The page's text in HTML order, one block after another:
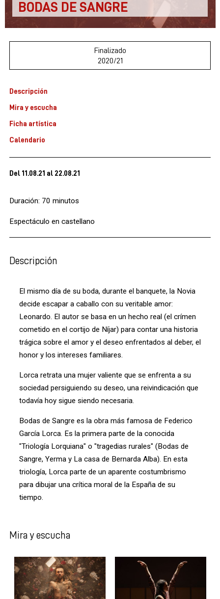
BODAS DE SANGRE
Finalizado
2020/21
Descripción
Mira y escucha
Ficha artística
Calendario
Del 11.08.21 al 22.08.21
Duración: 70 minutos
Espectáculo en castellano
Descripción
El mismo día de su boda, durante el banquete, la Novia
decide escapar a caballo con su veritable amor:
Leonardo. El autor se basa en un hecho real (el crímen
cometido en el cortijo de Níjar) para contar una historia
trágica sobre el amor y el deseo enfrentados al deber, el
honor y los intereses familiares.
Lorca retrata una mujer valiente que se enfrenta a su
sociedad persiguiendo su deseo, una reivindicación que
todavía hoy sigue siendo necesaria.
Bodas de Sangre es la obra más famosa de Federico
García Lorca. Es la primera parte de la conocida
"Triología Lorquiana" o "tragedias rurales" (Bodas de
Sangre, Yerma y La casa de Bernarda Alba). En esta
triología, Lorca parte de un aparente costumbrismo
para dibujar una crítica moral de la España de su
tiempo.
Mira y escucha